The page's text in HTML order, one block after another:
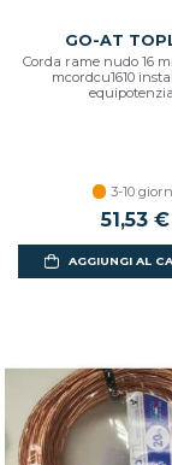
GO-AT
Corda rame nudo 16
mcordcu1610
3-10
51,53 €
AGGIUNGI AL